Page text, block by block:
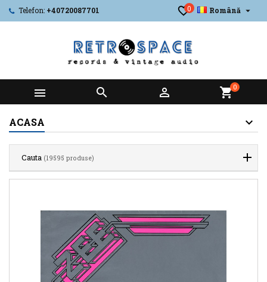
Telefon: +40720087701 Română 
0
   shopping_cart0
ACASA
Cauta (19595 produse)